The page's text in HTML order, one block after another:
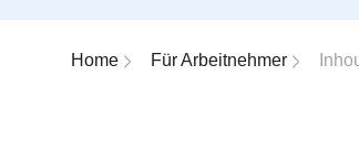
Breadcrumb-Navigation
Home Für Arbeitnehmer